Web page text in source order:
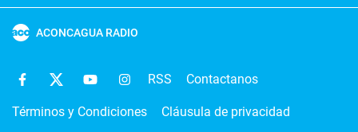
ACONCAGUA RADIO
RSS Contactanos
Términos y Condiciones Cláusula de privacidad